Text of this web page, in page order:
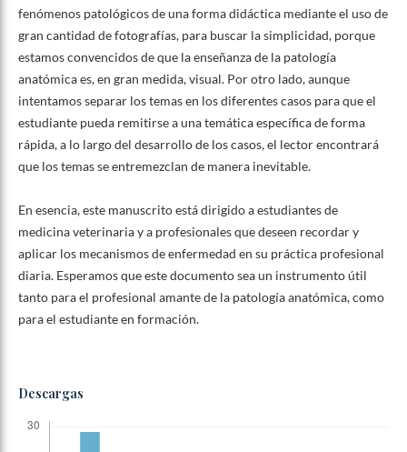
fenómenos patológicos de una forma didáctica mediante el uso de
gran cantidad de fotografías, para buscar la simplicidad, porque
estamos convencidos de que la enseñanza de la patología
anatómica es, en gran medida, visual. Por otro lado, aunque
intentamos separar los temas en los diferentes casos para que el
estudiante pueda remitirse a una temática específica de forma
rápida, a lo largo del desarrollo de los casos, el lector encontrará
que los temas se entremezclan de manera inevitable.
En esencia, este manuscrito está dirigido a estudiantes de
medicina veterinaria y a profesionales que deseen recordar y
aplicar los mecanismos de enfermedad en su práctica profesional
diaria. Esperamos que este documento sea un instrumento útil
tanto para el profesional amante de la patología anatómica, como
para el estudiante en formación.
Descargas